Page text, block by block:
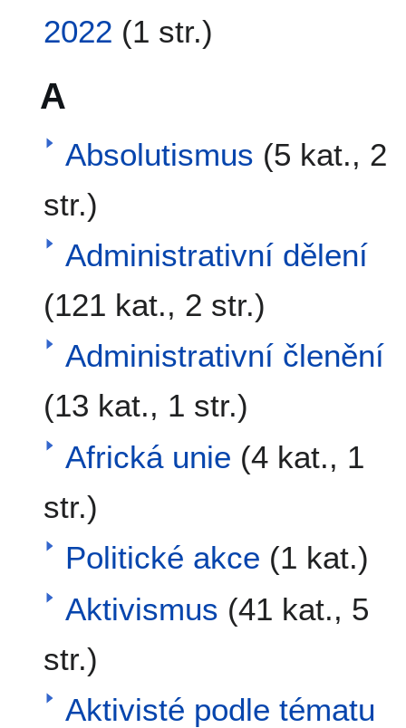
2022 (1 str.)
A
Absolutismus (5 kat., 2
str.)
Administrativní dělení
(121 kat., 2 str.)
Administrativní členění
(13 kat., 1 str.)
Africká unie (4 kat., 1
str.)
Politické akce (1 kat.)
Aktivismus (41 kat., 5
str.)
Aktivisté podle tématu